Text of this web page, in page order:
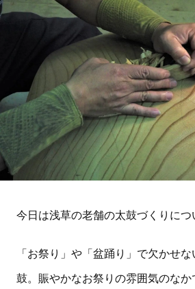
今日は浅草の老舗の太鼓づくりにつ
「お祭り」や「盆踊り」で欠かせ
鼓。賑やかなお祭りの雰囲気のな